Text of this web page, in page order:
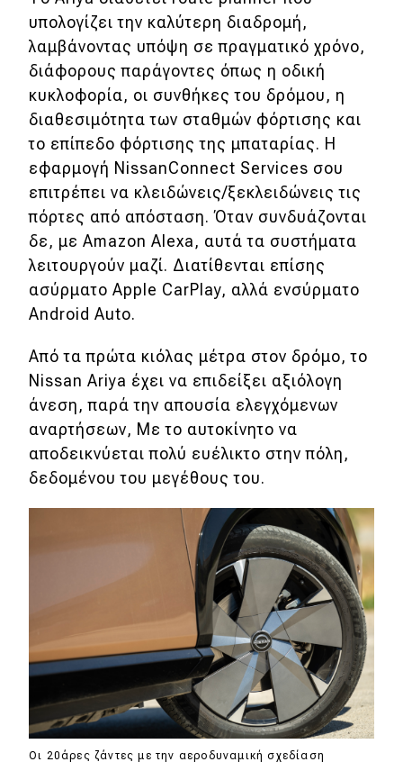
υπολογίζει την καλύτερη διαδρομή,
λαμβάνοντας υπόψη σε πραγματικό χρόνο,
διάφορους παράγοντες όπως η οδική
κυκλοφορία, οι συνθήκες του δρόμου, η
διαθεσιμότητα των σταθμών φόρτισης και
το επίπεδο φόρτισης της μπαταρίας. Η
εφαρμογή NissanConnect Services σου
επιτρέπει να κλειδώνεις/ξεκλειδώνεις τις
πόρτες από απόσταση. Όταν συνδυάζονται
δε, με Amazon Alexa, αυτά τα συστήματα
λειτουργούν μαζί. Διατίθενται επίσης
ασύρματο Apple CarPlay, αλλά ενσύρματο
Android Auto.
Από τα πρώτα κιόλας μέτρα στον δρόμο, το
Nissan Ariya έχει να επιδείξει αξιόλογη
άνεση, παρά την απουσία ελεγχόμενων
αναρτήσεων, Με το αυτοκίνητο να
αποδεικνύεται πολύ ευέλικτο στην πόλη,
δεδομένου του μεγέθους του.
Οι 20άρες ζάντες με την αεροδυναμική σχεδίαση